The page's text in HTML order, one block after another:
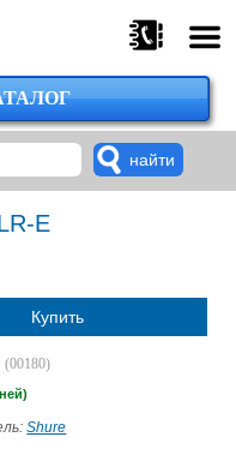
375
224-
00-
E
Купить
(00180)
Shure